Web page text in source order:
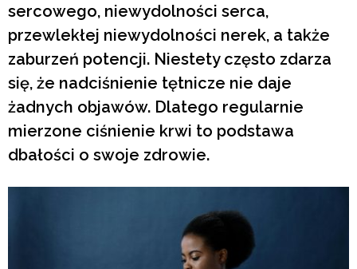
sercowego, niewydolności serca,
przewlekłej niewydolności nerek, a także
zaburzeń potencji. Niestety często zdarza
się, że nadciśnienie tętnicze nie daje
żadnych objawów. Dlatego regularnie
mierzone ciśnienie krwi to podstawa
dbałości o swoje zdrowie.